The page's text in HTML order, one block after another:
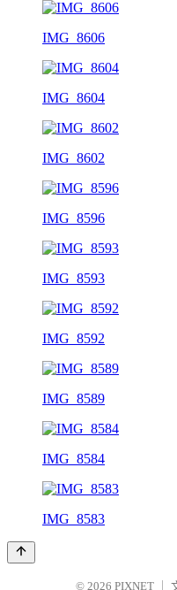
IMG_8606
IMG_8604
IMG_8602
IMG_8596
IMG_8593
IMG_8592
IMG_8589
IMG_8584
IMG_8583
© 2026 PIXNET